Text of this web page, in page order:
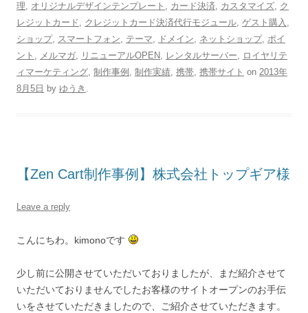
理, オリジナルデザインテンプレート , カード決済, カスタマイズ, ク
レジットカード , クレジットカード決済代行モジュール, ゲスト購入 ,
ショップ, スマートフォン, テーマ, ドメイン, ネットショップ, ポイ
ント , メルマガ, リニューアルOPEN, レンタルサーバー, ロイヤリテ
ィマーケティング, 制作事例 , 制作実績, 携帯, 携帯サイト on 2013年
8月5日 by ゆうき .
【Zen Cart制作事例】株式会社トップギア様
Leave a reply
こんにちわ。kimonoです
少し前に公開させていただいておりましたが、まだ紹介させて
いただいておりませんでしたお客様のサイトオープンのお手伝
いをさせていただきましたので、ご紹介させていただきます。